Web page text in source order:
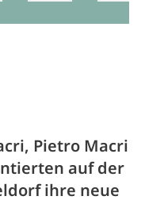
Pietro Macri
auf der
ihre neue